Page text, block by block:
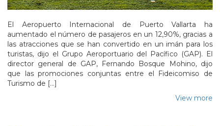
El Aeropuerto Internacional de Puerto Vallarta ha
aumentado el número de pasajeros en un 12,90%, gracias a
las atracciones que se han convertido en un imán para los
turistas, dijo el Grupo Aeroportuario del Pacífico (GAP). El
director general de GAP, Fernando Bosque Mohino, dijo
que las promociones conjuntas entre el Fideicomiso de
Turismo de […]
View more